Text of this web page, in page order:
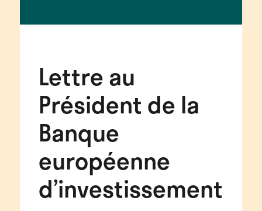
Lettre au
Président de la
Banque
européenne
d’investissement